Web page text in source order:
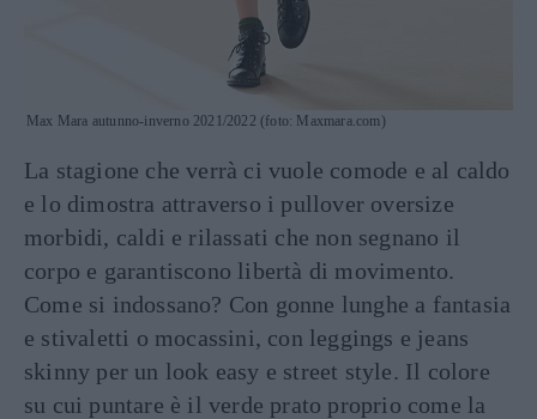
Max Mara autunno-inverno 2021/2022 (foto: Maxmara.com)
La stagione che verrà ci vuole comode e al caldo
e lo dimostra attraverso i pullover oversize
morbidi, caldi e rilassati che non segnano il
corpo e garantiscono libertà di movimento.
Come si indossano? Con gonne lunghe a fantasia
e stivaletti o mocassini, con leggings e jeans
skinny per un look easy e street style. Il colore
su cui puntare è il verde prato proprio come la